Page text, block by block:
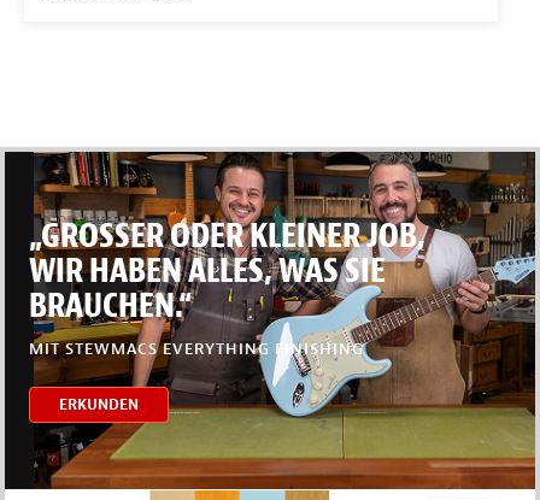
„GROSSER ODER KLEINER JOB,
WIR HABEN ALLES, WAS SIE
BRAUCHEN.“
MIT STEWMACS EVERYTHING FINISHING
ERKUNDEN